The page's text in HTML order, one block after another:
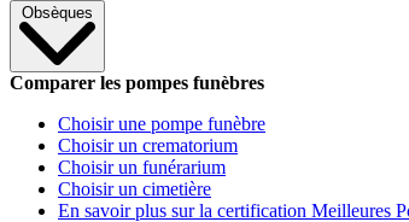
Obsèques
Comparer les pompes funèbres
Choisir une pompe funèbre
Choisir un crematorium
Choisir un funérarium
Choisir un cimetière
En savoir plus sur la certification Meilleures